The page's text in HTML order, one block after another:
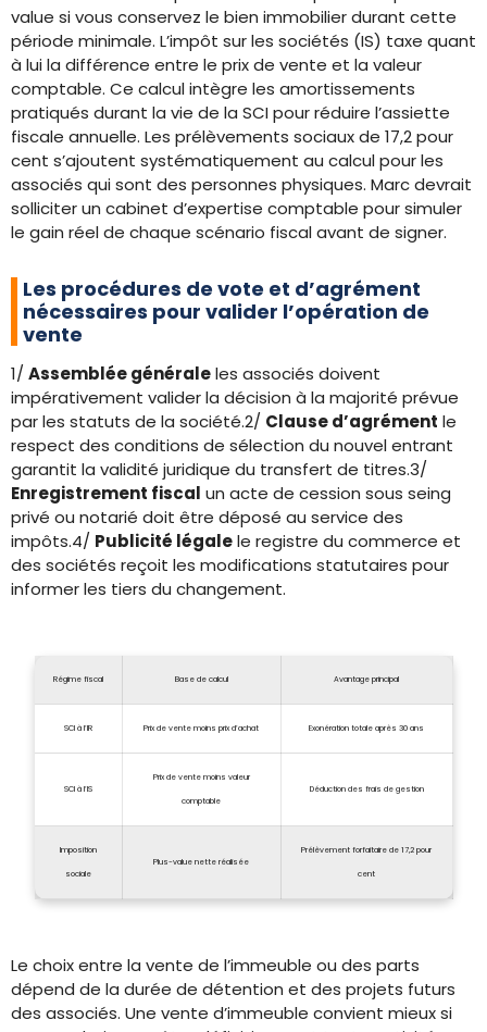
value si vous conservez le bien immobilier durant cette
période minimale. L’impôt sur les sociétés (IS) taxe quant
à lui la différence entre le prix de vente et la valeur
comptable. Ce calcul intègre les amortissements
pratiqués durant la vie de la SCI pour réduire l’assiette
fiscale annuelle. Les prélèvements sociaux de 17,2 pour
cent s’ajoutent systématiquement au calcul pour les
associés qui sont des personnes physiques. Marc devrait
solliciter un cabinet d’expertise comptable pour simuler
le gain réel de chaque scénario fiscal avant de signer.
Les procédures de vote et d’agrément
nécessaires pour valider l’opération de
vente
1/ Assemblée généraleles associés doivent
impérativement valider la décision à la majorité prévue
par les statuts de la société.2/ Clause d’agrément le
respect des conditions de sélection du nouvel entrant
garantit la validité juridique du transfert de titres.3/
Enregistrement fiscal un acte de cession sous seing
privé ou notarié doit être déposé au service des
impôts.4/ Publicité légalele registre du commerce et
des sociétés reçoit les modifications statutaires pour
informer les tiers du changement.
Régime fiscal Base de calcul Avantage principal
SCI à l’IR Prix de vente moins prix d’achat Exonération totale après 30 ans
SCI à l’IS
Prix de vente moins valeur
comptable
Déduction des frais de gestion
Imposition
sociale
Plus-value nette réalisée
Prélèvement forfaitaire de 17,2 pour
cent
Le choix entre la vente de l’immeuble ou des parts
dépend de la durée de détention et des projets futurs
des associés. Une vente d’immeuble convient mieux si